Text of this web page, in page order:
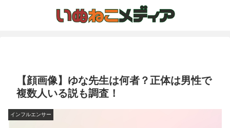
【顔画像】ゆな先生は何者？正体は男性で
複数人いる説も調査！
インフルエンサー